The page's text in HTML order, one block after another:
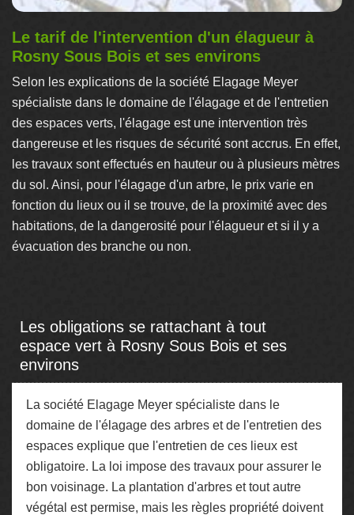
Le tarif de l'intervention d'un élagueur à
Rosny Sous Bois et ses environs
Selon les explications de la société Elagage Meyer
spécialiste dans le domaine de l'élagage et de l'entretien
des espaces verts, l'élagage est une intervention très
dangereuse et les risques de sécurité sont accrus. En effet,
les travaux sont effectués en hauteur ou à plusieurs mètres
du sol. Ainsi, pour l'élagage d'un arbre, le prix varie en
fonction du lieux ou il se trouve, de la proximité avec des
habitations, de la dangerosité pour l'élagueur et si il y a
évacuation des branche ou non.
Les obligations se rattachant à tout
espace vert à Rosny Sous Bois et ses
environs
La société Elagage Meyer spécialiste dans le
domaine de l'élagage des arbres et de l'entretien des
espaces explique que l'entretien de ces lieux est
obligatoire. La loi impose des travaux pour assurer le
bon voisinage. La plantation d'arbres et tout autre
végétal est permise, mais les règles propriété doivent